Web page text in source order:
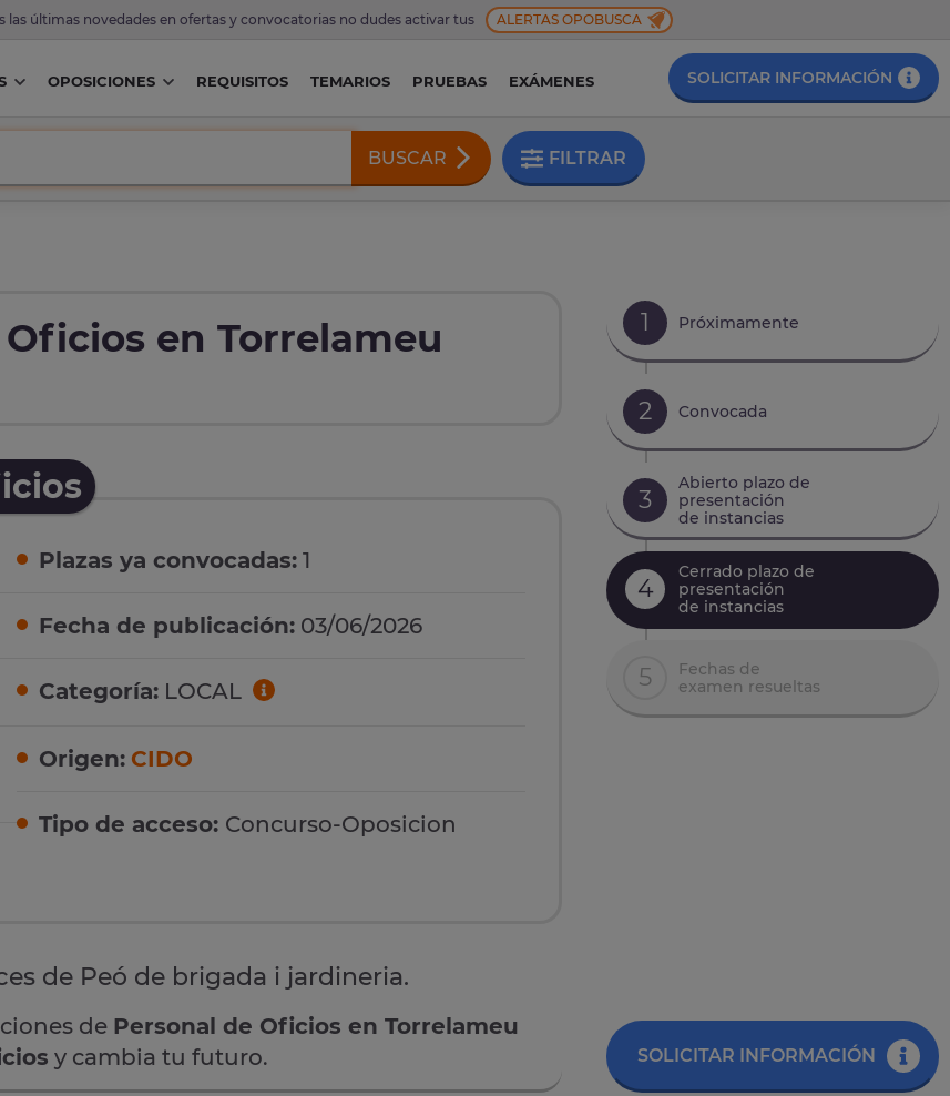
las últimas novedades en ofertas y convocatorias no dudes activar tus ALERTAS OPOBUSCA
OPOSICIONES REQUISITOS TEMARIOS PRUEBAS EXÁMENES SOLICITAR INFORMACIÓN
BUSCAR FILTRAR
en Torrelameu
Plazas ya convocadas: 1
Fecha de publicación: 03/06/2026
Categoría: LOCAL
Origen: CIDO
Tipo de acceso: Concurso-Oposicion
de Peó de brigada i jardineria.
de Personal de Oficios en Torrelameu
y cambia tu futuro.
1 Próximamente
2 Convocada
3
Abierto plazo de
presentación
de instancias
4
Cerrado plazo de
presentación
de instancias
5
Fechas de
examen resueltas
SOLICITAR INFORMACIÓN